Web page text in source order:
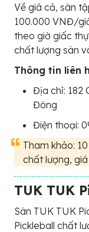
Về giá cả, sân
100.000 VNĐ/
theo giờ giấc
chất lượng sân
Thông tin liên
Địa chỉ: 182
Đông
Điện thoại:
Tham khảo: 10
chất lượng,
TUK TUK
Sân TUK TUK
Pickleball chất